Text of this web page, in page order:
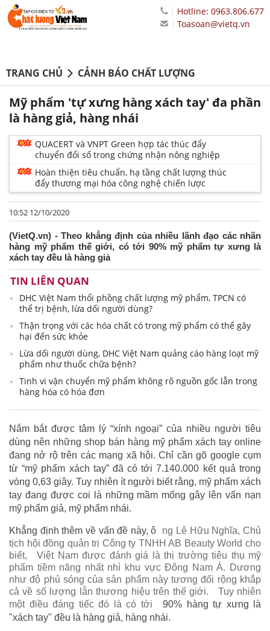
Hotline: 0963.806.677
Toasoan@vietq.vn
TRANG CHỦ CẢNH BÁO CHẤT LƯỢNG
Mỹ phẩm 'tự xưng hàng xách tay' đa phần
là hàng giả, hàng nhái
QUACERT và VNPT Green hợp tác thúc đẩy
chuyển đổi số trong chứng nhận nông nghiệp
Hoàn thiện tiêu chuẩn, hạ tầng chất lượng thúc
đẩy thương mại hóa công nghệ chiến lược
10:52 12/10/2020
(VietQ.vn) - Theo khẳng định của nhiều lãnh đạo các nhãn
hàng mỹ phẩm thế giới, có tới 90% mỹ phẩm tự xưng là
xách tay đều là hàng giả
TIN LIÊN QUAN
DHC Việt Nam thổi phồng chất lượng mỹ phẩm, TPCN có
thể trị bệnh, lừa dối người dùng?
Thận trọng với các hóa chất có trong mỹ phẩm có thể gây
hại đến sức khỏe
Lừa dối người dùng, DHC Việt Nam quảng cáo hàng loạt mỹ
phẩm như thuốc chữa bệnh?
Tinh vi vận chuyển mỹ phẩm không rõ nguồn gốc lẫn trong
hàng hóa có hóa đơn
Nắm bắt được tâm lý “xính ngoại” của nhiều người tiêu
dùng nên những shop bán hàng mỹ phẩm xách tay online
đang nở rộ trên các mạng xã hội. Chỉ cần gõ google cụm
từ “mỹ phẩm xách tay” đã có tới 7.140.000 kết quả trong
vòng 0,63 giây. Tuy nhiên ít người biết rằng, mỹ phẩm xách
tay đang được coi là những mầm mống gây lên vấn nạn
mỹ phẩm giả, mỹ phẩm nhái.
Khẳng định thêm về vấn đề này, ô
ng Lê Hữu Nghĩa, Chủ
tịch hội đồng quản trị Công ty TNHH AB Beauty World cho
biết,
Việt Nam được đánh giá là thị trường tiêu thụ mỹ
phẩm tiềm năng nhất nhì khu vực Đông Nam Á. Dương
như độ phủ sóng của sản phẩm này tương đối rộng khắp
cả về số lượng lẫn thương hiệu trên thế giới.
Tuy nhiên
một điều đáng tiếc đó là có tới
90% hàng tự xưng là
"xách tay" đều là hàng giả, hàng nhái.